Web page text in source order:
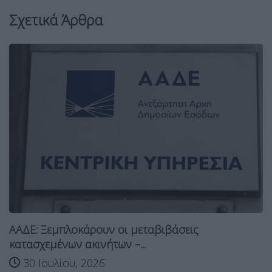
Σχετικά Άρθρα
ΑΑΔΕ: Ξεμπλοκάρουν οι μεταβιβάσεις
κατασχεμένων ακινήτων –...
30 Ιουλίου, 2026